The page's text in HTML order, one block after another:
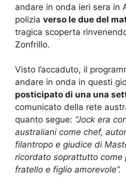
andare in onda ieri sera in
polizia verso le due del
tragica scoperta
Zonfrillo.
Visto l’accaduto, il
andare in onda in questi
posticipato di una una
comunicato della rete
quanto segue: “Jock era
australiani come chef,
filantropo e giudice di
ricordato soprattutto come
fratello e figlio amorevole”.